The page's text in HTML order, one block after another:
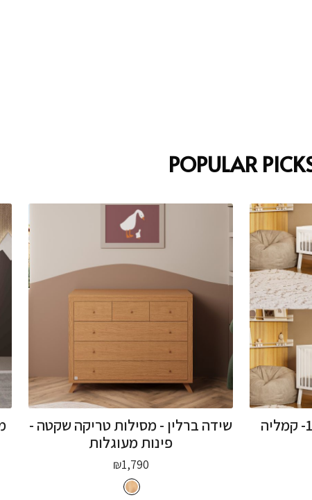
POPULAR
מיטה לתינוק ולילד 2 ב 1- קמליה
שידה ברלין - מסילות טריקה שקטה -
פינות מעוגלות
₪1,790